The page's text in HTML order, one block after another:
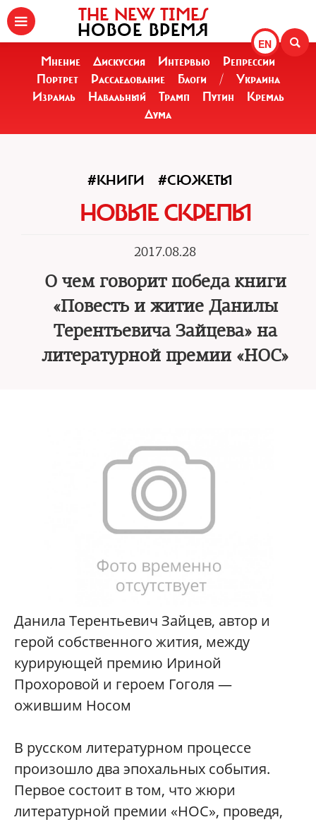
EN
THE NEW TIMES
НОВОЕ ВРЕМЯ
Мнение Дискуссия Интервью
Репрессии
Портрет
Расследование Блоги /
Украина
Израиль
Навальный Трамп Путин
Кремль
Дума
#КНИГИ #СЮЖЕТЫ
НОВЫЕ СКРЕПЫ
2017.08.28
О чем говорит победа книги
«Повесть и житие Данилы
Терентьевича Зайцева» на
литературной премии «НОС»
Данила Терентьевич Зайцев, автор и
герой собственного жития, между
курирующей премию Ириной
Прохоровой и героем Гоголя —
ожившим Носом
В русском литературном процессе
произошло два эпохальных события.
Первое состоит в том, что жюри
литературной премии «НОС», проведя,